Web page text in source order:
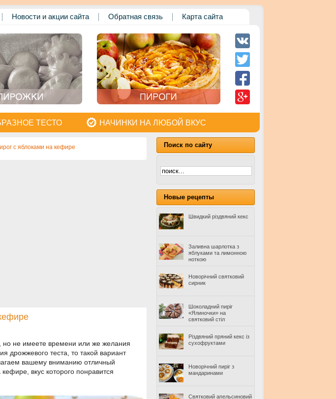
Новости и акции сайта Обратная связь Карта сайта
ТЕСТО НАЧИНКИ НА ЛЮБОЙ ВКУС
с яблоками на кефире
но не имеете времени или же желания
дрожжевого теста, то такой вариант
вашему вниманию отличный
вкус которого понравится
Поиск по сайту
Новые рецепты
Швидкий різдвяний кекс
Заливна шарлотка з
яблуками та лимонною
ноткою
Новорічний святковий
сирник
Шоколадний пиріг
«Ялиночки» на
святковий стіл
Різдвяний пряний кекс із
сухофруктами
Новорічний пиріг з
мандаринами
Святковий апельсиновий